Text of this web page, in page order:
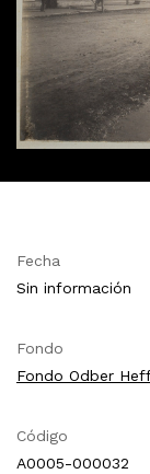
Fecha
Sin información
Fondo
Fondo Odber
Código
A0005-000032